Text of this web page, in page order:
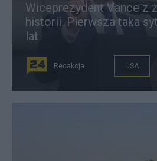
Wiceprezydent Vance z
historii. Pierwsza taka
lat
Redakcja USA